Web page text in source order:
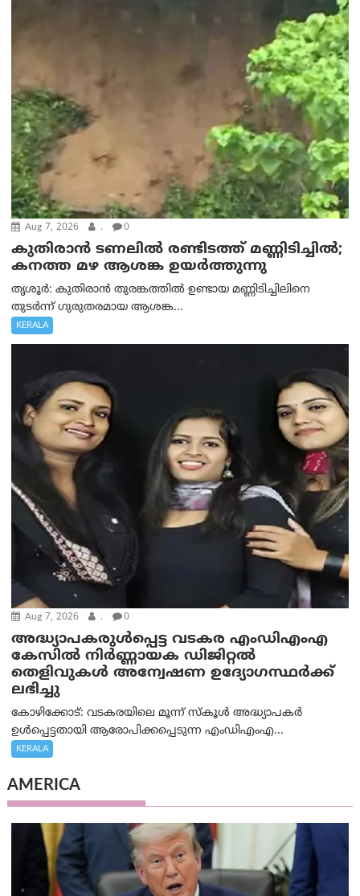
Aug 7, 2026 . 0
കുതിരാൻ ടണലിൽ രണ്ടിടത്ത് മണ്ണിടിച്ചിൽ;
കനത്ത മഴ ആശങ്ക ഉയർത്തുന്നു
തൃശൂർ: കുതിരാൻ തുരങ്കത്തിൽ ഉണ്ടായ മണ്ണിടിച്ചിലിനെ
തുടർന്ന് ഗുരുതരമായ ആശങ്ക...
KERALA
Aug 7, 2026 . 0
അദ്ധ്യാപകരുള്‍പ്പെട്ട വടകര എംഡി‌എം‌എ
കേസില്‍ നിര്‍ണ്ണായക ഡിജിറ്റല്‍
തെളിവുകള്‍ അന്വേഷണ ഉദ്യോഗസ്ഥര്‍ക്ക്
ലഭിച്ചു
കോഴിക്കോട്: വടകരയിലെ മൂന്ന് സ്കൂൾ അദ്ധ്യാപകർ
ഉൾപ്പെട്ടതായി ആരോപിക്കപ്പെടുന്ന എംഡിഎംഎ...
KERALA
AMERICA